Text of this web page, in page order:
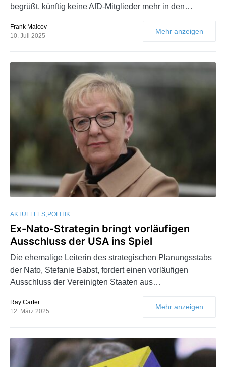
begrüßt, künftig keine AfD-Mitglieder mehr in den…
Frank Malcov
10. Juli 2025
Mehr anzeigen
AKTUELLES POLITIK
Ex-Nato-Strategin bringt vorläufigen
Ausschluss der USA ins Spiel
Die ehemalige Leiterin des strategischen Planungsstabs
der Nato, Stefanie Babst, fordert einen vorläufigen
Ausschluss der Vereinigten Staaten aus…
Ray Carter
12. März 2025
Mehr anzeigen